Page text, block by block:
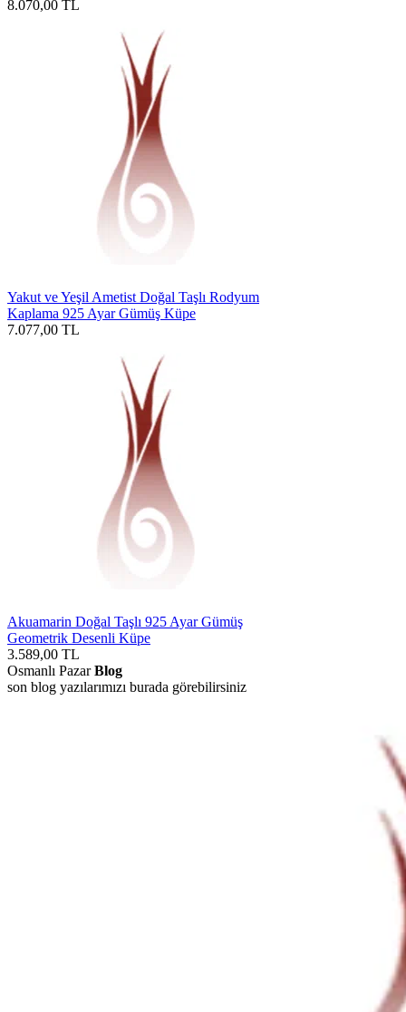
8.070,00 TL
Yakut ve Yeşil Ametist Doğal Taşlı Rodyum
Kaplama 925 Ayar Gümüş Küpe
7.077,00 TL
Akuamarin Doğal Taşlı 925 Ayar Gümüş
Geometrik Desenli Küpe
3.589,00 TL
Osmanlı PazarBlog
son blog yazılarımızı burada görebilirsiniz